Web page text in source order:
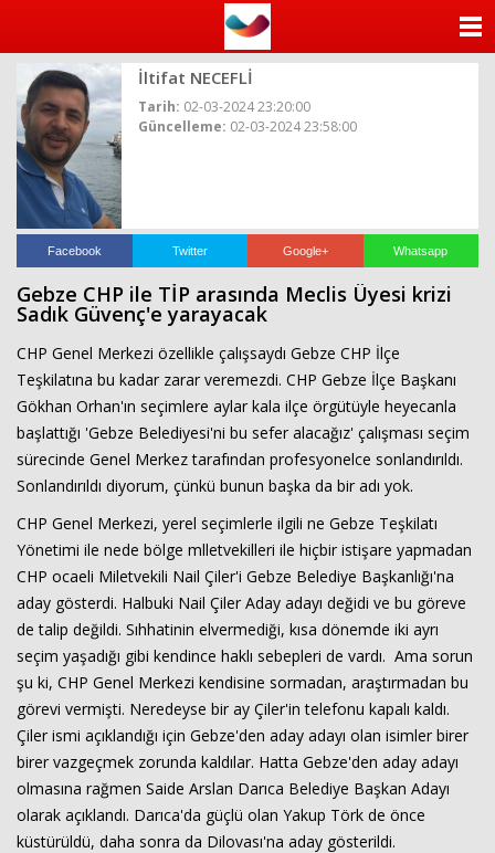
İltifat NECEFLİ
Tarih: 02-03-2024 23:20:00
Güncelleme: 02-03-2024 23:58:00
Facebook Twitter Google+ Whatsapp
Gebze CHP ile TİP arasında Meclis Üyesi krizi
Sadık Güvenç'e yarayacak
CHP Genel Merkezi özellikle çalışsaydı Gebze CHP İlçe
Teşkilatına bu kadar zarar veremezdi. CHP Gebze İlçe Başkanı
Gökhan Orhan'ın seçimlere aylar kala ilçe örgütüyle heyecanla
başlattığı 'Gebze Belediyesi'ni bu sefer alacağız' çalışması seçim
sürecinde Genel Merkez tarafından profesyonelce sonlandırıldı.
Sonlandırıldı diyorum, çünkü bunun başka da bir adı yok.
CHP Genel Merkezi, yerel seçimlerle ilgili ne Gebze Teşkilatı
Yönetimi ile nede bölge mlletvekilleri ile hiçbir istişare yapmadan
CHP ocaeli Miletvekili Nail Çiler'i Gebze Belediye Başkanlığı'na
aday gösterdi. Halbuki Nail Çiler Aday adayı değidi ve bu göreve
de talip değildi. Sıhhatinin elvermediği, kısa dönemde iki ayrı
seçim yaşadığı gibi kendince haklı sebepleri de vardı. Ama sorun
şu ki, CHP Genel Merkezi kendisine sormadan, araştırmadan bu
görevi vermişti. Neredeyse bir ay Çiler'in telefonu kapalı kaldı.
Çiler ismi açıklandığı için Gebze'den aday adayı olan isimler birer
birer vazgeçmek zorunda kaldılar. Hatta Gebze'den aday adayı
olmasına rağmen Saide Arslan Darıca Belediye Başkan Adayı
olarak açıklandı. Darıca'da güçlü olan Yakup Törk de önce
küstürüldü, daha sonra da Dilovası'na aday gösterildi.
YAZARLAR
VİDEO GALERİ
KÜNYE
İLETİŞİM